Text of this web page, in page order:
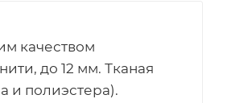
качеством
до 12 мм. Тканая
и полиэстера).